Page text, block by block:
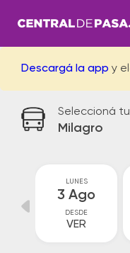
Descargá la app y
Seleccioná
Milagro
LUNES
3 Ago
DESDE
VER